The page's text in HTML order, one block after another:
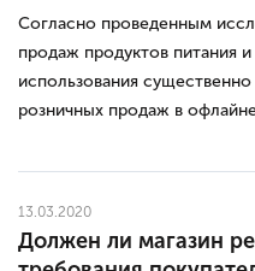
Согласно проведенным
продаж продуктов питания
использования
розничных продаж в
13.03.2020
Должен ли магазин